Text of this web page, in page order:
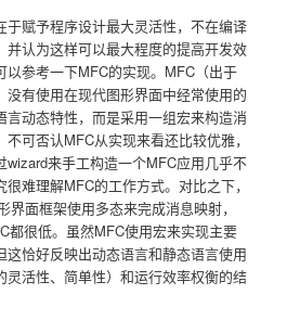
于赋予程序设计最大灵活性，不在编译
并认为这样可以最大程度的提高开发效
以参考一下MFC的实现。MFC（出于
有使用在现代图形界面中经常使用的
动态特性，而是采用一组宏来构造消
可否认MFC从实现来看还比较优雅，
wizard来手工构造一个MFC应用几乎不
难理解MFC的工作方式。对比之下，
界面框架使用多态来完成消息映射，
都很低。虽然MFC使用宏来实现主要
恰好反映出动态语言和静态语言使用
灵活性、简单性）和运行效率权衡的结